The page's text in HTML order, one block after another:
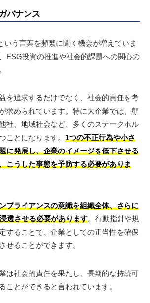
バナンス
いう言葉を頻繁に聞く機会が増えていま
ESG投資の推進や社会的課題への関心の
を追求するだけでなく、社会的責任を考
求められています。特に大企業では、顧
社、地域社会など、多くのステークホル
ことになります。 1つの不正行為や小さ
に発展し、企業のイメージを低下させる
こうした事態を予防する必要がありま
プライアンスの意識を組織全体、さらに
透させる必要があります。行動指針や規
することで、企業としての正当性を確保
せることができます。
は社会的責任を果たし、長期的な持続可
ことができると言われています。